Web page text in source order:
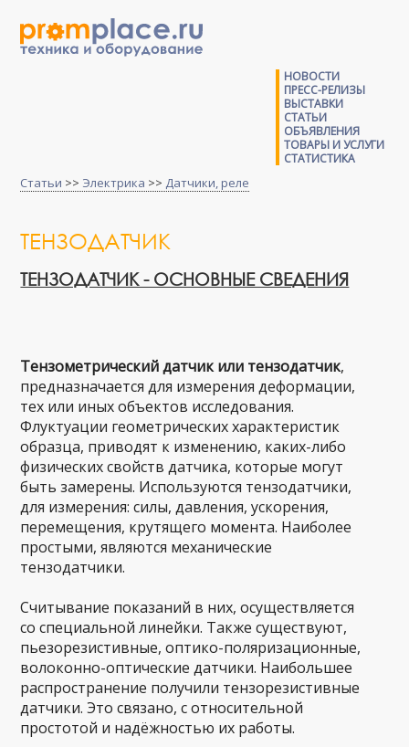
НОВОСТИ
ПРЕСС-РЕЛИЗЫ
ВЫСТАВКИ
СТАТЬИ
ОБЪЯВЛЕНИЯ
ТОВАРЫ И УСЛУГИ
СТАТИСТИКА
Статьи >> Электрика >> Датчики, реле
ТЕНЗОДАТЧИК
ТЕНЗОДАТЧИК - ОСНОВНЫЕ СВЕДЕНИЯ
Тензометрический датчик или тензодатчик,
предназначается для измерения деформации,
тех или иных объектов исследования.
Флуктуации геометрических характеристик
образца, приводят к изменению, каких-либо
физических свойств датчика, которые могут
быть замерены. Используются тензодатчики,
для измерения: силы, давления, ускорения,
перемещения, крутящего момента. Наиболее
простыми, являются механические
тензодатчики.
Считывание показаний в них, осуществляется
со специальной линейки. Также существуют,
пьезорезистивные, оптико-поляризационные,
волоконно-оптические датчики. Наибольшее
распространение получили тензорезистивные
датчики. Это связано, с относительной
простотой и надёжностью их работы.